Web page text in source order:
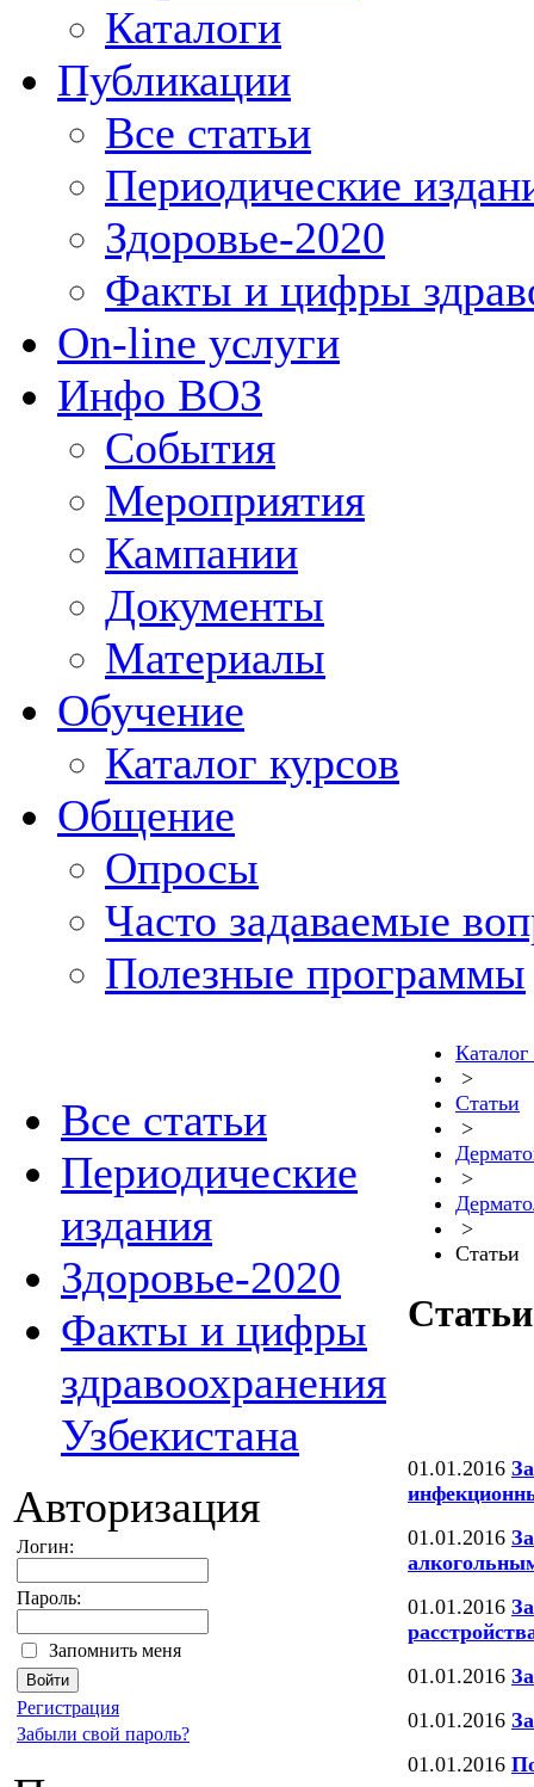
Каталоги
Публикации
Все статьи
Периодические
Здоровье-2020
Факты и цифры
On-line услуги
Инфо ВОЗ
События
Мероприятия
Кампании
Документы
Материалы
Обучение
Каталог курсов
Общение
Опросы
Часто задаваемые
Полезные программы
Все статьи
Периодические
издания
Здоровье-2020
Факты и цифры
здравоохранения
Узбекистана
Авторизация
Логин:
Пароль:
Запомнить меня
Регистрация
Забыли свой пароль?
>
Статьи
>
>
>
Статьи
Статьи
01.01.2016
01.01.2016
01.01.2016
01.01.2016
01.01.2016
01.01.2016